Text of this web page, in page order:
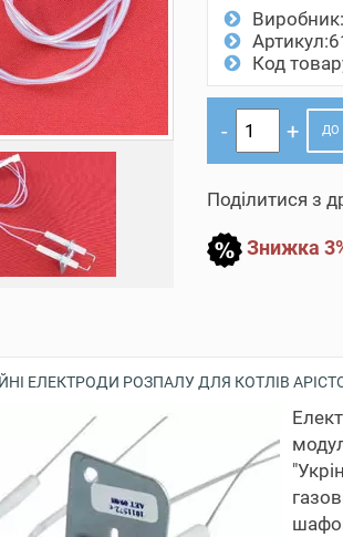
Виробник:
Код
ДО
Поділитися з
Знижка
ЕЛЕКТРОДИ РОЗПАЛУ ДЛЯ КОТЛІВ